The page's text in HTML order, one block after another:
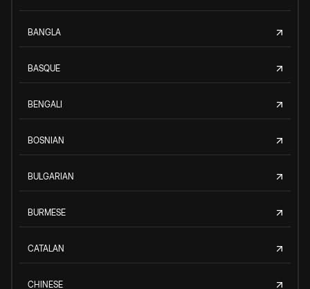
BANGLA
BASQUE
BENGALI
BOSNIAN
BULGARIAN
BURMESE
CATALAN
CHINESE